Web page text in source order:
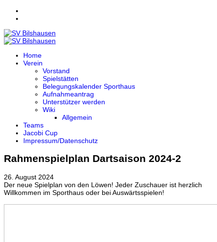
Home
Verein
Vorstand
Spielstätten
Belegungskalender Sporthaus
Aufnahmeantrag
Unterstützer werden
Wiki
Allgemein
Teams
Jacobi Cup
Impressum/Datenschutz
Rahmenspielplan Dartsaison 2024-2
26. August 2024
Der neue Spielplan von den Löwen! Jeder Zuschauer ist herzlich
Willkommen im Sporthaus oder bei Auswärtsspielen!